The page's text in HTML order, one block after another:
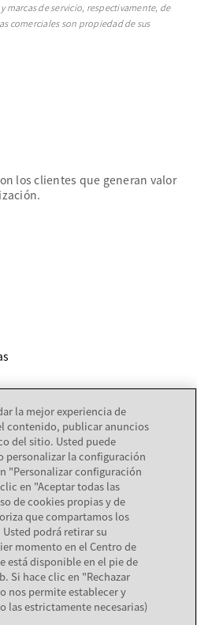
marcas de servicio, respectivamente, de
comerciales son propiedad de sus
los clientes que generan valor
nueva
una pestaña nueva
la mejor experiencia de
contenido, publicar anuncios
del sitio. Usted puede
personalizar la configuración
"Personalizar configuración
en "Aceptar todas las
de cookies propias y de
que compartamos los
podrá retirar su
momento en el Centro de
está disponible en el pie de
Si hace clic en "Rechazar
nos permite establecer y
las estrictamente necesarias)